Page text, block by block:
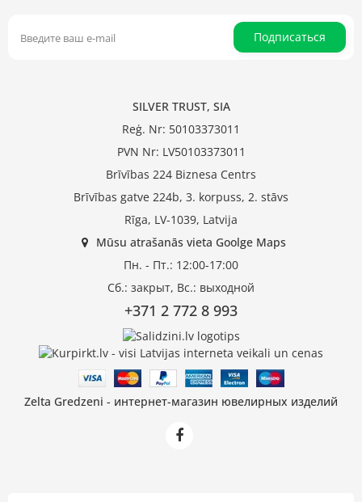
Подписаться
SILVER TRUST, SIA
Reģ. Nr: 50103373011
PVN Nr: LV50103373011
Brīvības 224 Biznesa Centrs
Brīvības gatve 224b, 3. korpuss, 2. stāvs
Rīga, LV-1039, Latvija
Mūsu atrašanās vieta Goolge Maps
Пн. - Пт.: 12:00-17:00
Сб.: закрыт, Вс.: выходной
+371 2 772 8 993
Zelta Gredzeni - интернет-магазин ювелирных изделий